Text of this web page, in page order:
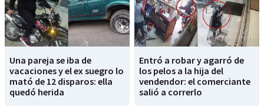
Una pareja se iba de
vacaciones y el ex suegro lo
mató de 12 disparos: ella
quedó herida
Entró a robar y agarró de
los pelos a la hija del
vendendor: el comerciante
salió a correrlo